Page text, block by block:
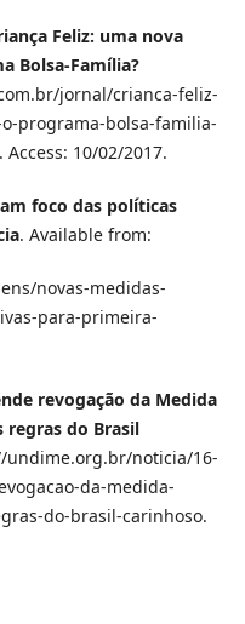
Feliz: uma nova
Bolsa-Família?
jornal/crianca-feliz-
programa-bolsa-familia-
10/02/2017.
foco das políticas
. Available from:
novas-medidas-
para-primeira-
revogação da Medida
regras do Brasil
undime.org.br/noticia/16-
da-medida-
do-brasil-carinhoso.